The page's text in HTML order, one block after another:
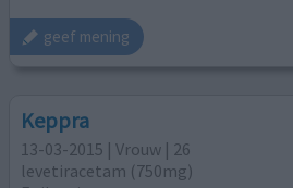
geef mening
Keppra
13-03-2015 | Vrouw | 26
levetiracetam (750mg)